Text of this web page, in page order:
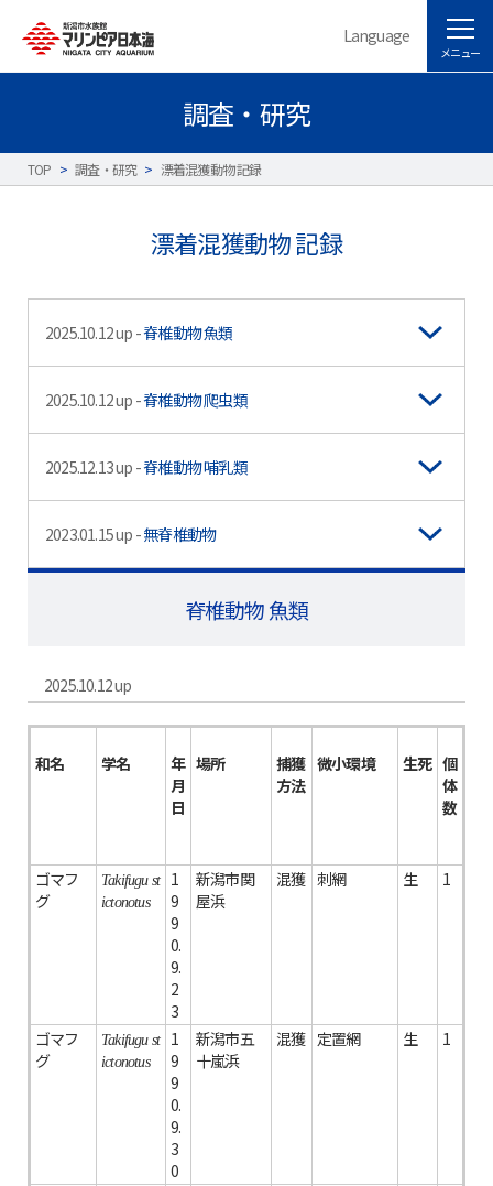
Language
メニュー
調査・研究
TOP > 調査・研究 > 漂着混獲動物 記録
漂着混獲動物 記録
2025.10.12 up -脊椎動物 魚類
2025.10.12 up -脊椎動物 爬虫類
2025.12.13 up -脊椎動物 哺乳類
2023.01.15 up -無脊椎動物
脊椎動物 魚類
2025.10.12 up
和名 学名
年
月
日
場所
捕獲
方法
微小環境 生死 個
体
数
ゴマフ
グ
Takifugu st
ictonotus
1
9
9
0.
9.
2
3
新潟市関
屋浜
混獲 刺網 生 1
ゴマフ
グ
Takifugu st
ictonotus
1
9
9
0.
9.
3
0
新潟市五
十嵐浜
混獲 定置網 生 1